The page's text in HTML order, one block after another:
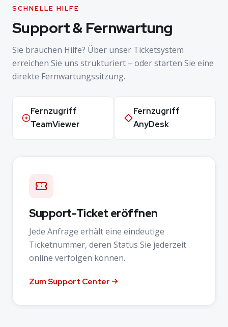
SCHNELLE HILFE
Support & Fernwartung
Sie brauchen Hilfe? Über unser Ticketsystem
erreichen Sie uns strukturiert – oder starten Sie eine
direkte Fernwartungssitzung.
Fernzugriff
TeamViewer
Fernzugriff
AnyDesk
Support-Ticket eröffnen
Jede Anfrage erhält eine eindeutige
Ticketnummer, deren Status Sie jederzeit
online verfolgen können.
Zum Support Center